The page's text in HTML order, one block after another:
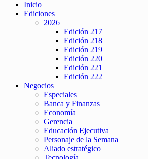
Inicio
Ediciones
2026
Edición 217
Edición 218
Edición 219
Edición 220
Edición 221
Edición 222
Negocios
Especiales
Banca y Finanzas
Economía
Gerencia
Educación Ejecutiva
Personaje de la Semana
Aliado estratégico
Tecnología